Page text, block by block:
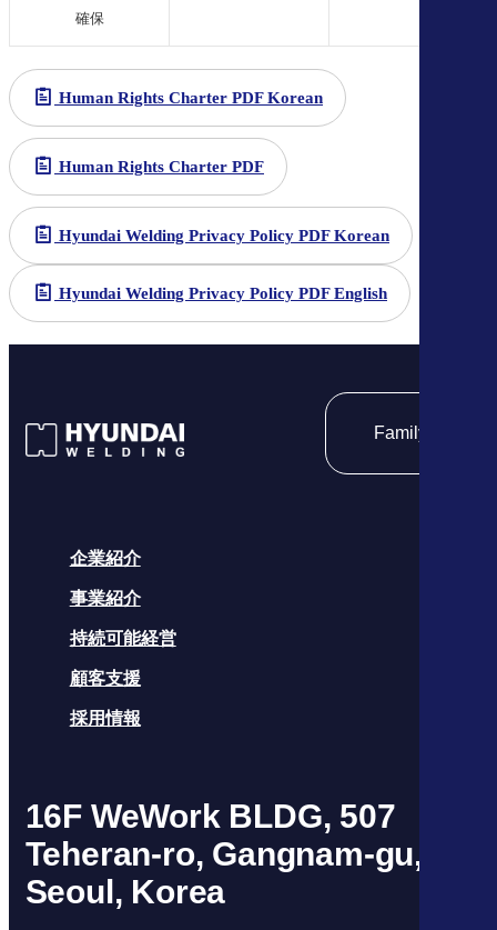
確保
Human Rights Charter PDF Korean
Human Rights Charter PDF
Hyundai Welding Privacy Policy PDF Korean
Hyundai Welding Privacy Policy PDF English
Family site
企業紹介
事業紹介
持続可能経営
顧客支援
採用情報
16F WeWork BLDG, 507
Teheran-ro, Gangnam-gu,
Seoul, Korea